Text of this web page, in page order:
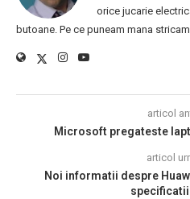
orice jucarie
butoane. Pe ce puneam mana
articol
Microsoft pregateste
articol
Noi informatii despre